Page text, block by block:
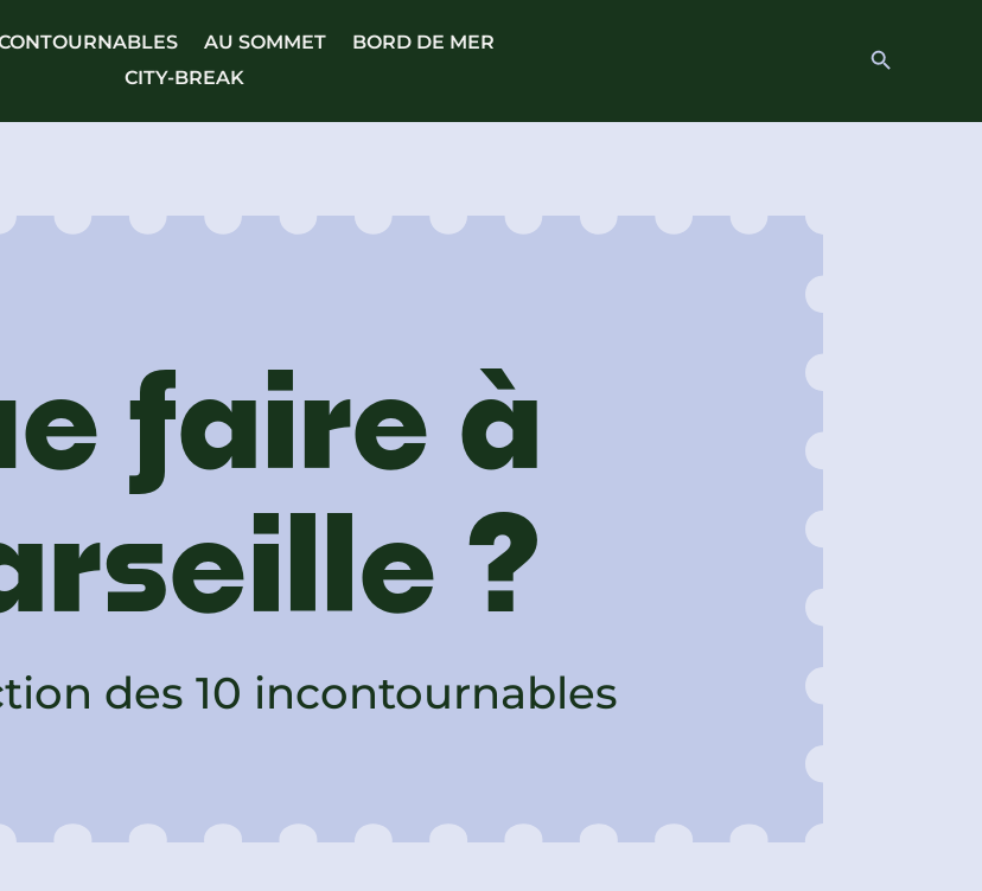
AU SOMMET
BORD DE MER
CITY-BREAK
Search Button
faire à
?
des 10 incontournables